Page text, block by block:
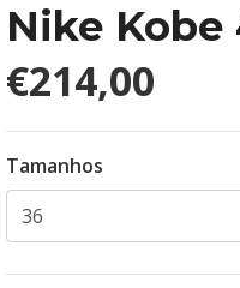
Nike
€214,00
Tamanhos